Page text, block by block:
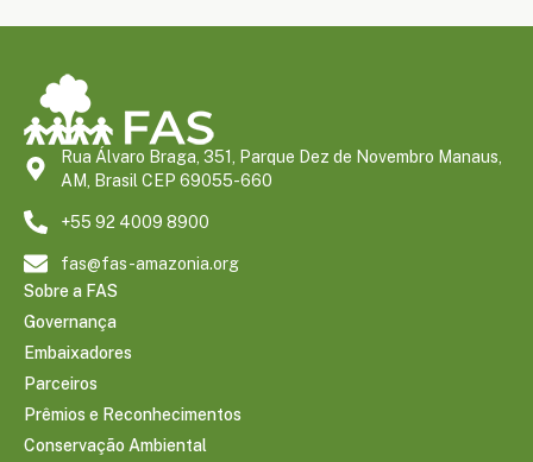
Rua Álvaro Braga, 351, Parque Dez de Novembro Manaus,
AM, Brasil CEP 69055-660
+55 92 4009 8900
fas@fas-amazonia.org
Sobre a FAS
Governança
Embaixadores
Parceiros
Prêmios e Reconhecimentos
Conservação Ambiental